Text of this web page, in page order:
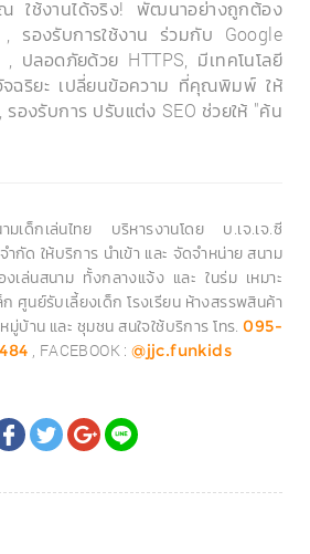
ใช้งานได้จริง! พัฒนาอย่างถูกต้อง
รองรับการใช้งาน ร่วมกับ Google
ปลอดภัยด้วย HTTPS, มีเทคโนโลยี
จฉริยะ เปลี่ยนข้อความ ที่คุณพิมพ์ ให้
รองรับการ ปรับแต่ง SEO ช่วยให้ "ค้น
มเด็กเล่นไทย บริหารงานโดย บ.เจ.เจ.ซี
ำกัด ให้บริการ นำเข้า และ จัดจำหน่าย สนาม
งเล่นสนาม ทั้งกลางแจ้ง และ ในร่ม เหมาะ
ศูนย์รับเลี้ยงเด็ก โรงเรียน ห้างสรรพสินค้า
มู่บ้าน และ ชุมชน สนใจใช้บริการ โทร.095-
, FACEBOOK :@jjc.funkids